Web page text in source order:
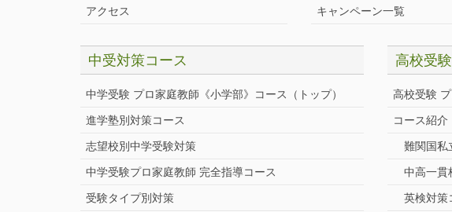
アクセス キャンペーン一覧
中受対策コース
中学受験 プロ家庭教師《小学部》 コース （トップ）
進学塾別対策コース
志望校別中学受験対策
中学受験プロ家庭教師 完全指導コース
受験タイプ別対策
高校受
高校受験
コース紹介
難関国私
中高一貫
英検対策